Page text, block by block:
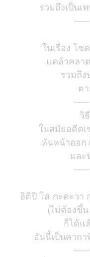
รวมถึงเป็น
ในเรื่อง โช
แคล้วคลา
รวมถึง
ต
วิ
ในสมัยอดีต
หันหน้าออก
และ
อิติปิ โส ภะคะว
(ไม่ต้องขึ้
ก็ได้แ
อันนี้เป็นคาถ